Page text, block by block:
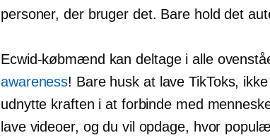
personer, der bruger det. Bare hold det
Ecwid-købmænd kan deltage i alle
awareness! Bare husk at lave TikToks,
udnytte kraften i at forbinde med
lave videoer, og du vil opdage, hvor